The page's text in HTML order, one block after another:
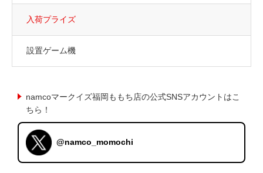
入荷プライズ
設置ゲーム機
namcoマークイズ福岡ももち店の公式SNSアカウントはこ
ちら！
@namco_momochi